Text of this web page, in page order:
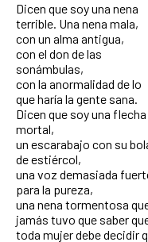
Dicen que soy una nena
terrible. Una nena mala,
con un alma antigua,
con el don de las
sonámbulas,
con la anormalidad de lo
que haría la gente sana.
Dicen que soy una flecha
mortal,
un escarabajo con su
de estiércol,
una voz demasiada
para la pureza,
una nena tormentosa
jamás tuvo que saber
toda mujer debe decidir